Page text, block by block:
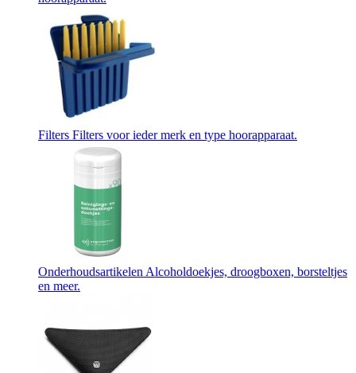
Filters Filters voor ieder merk en type hoorapparaat.
Onderhoudsartikelen Alcoholdoekjes, droogboxen, borsteltjes
en meer.